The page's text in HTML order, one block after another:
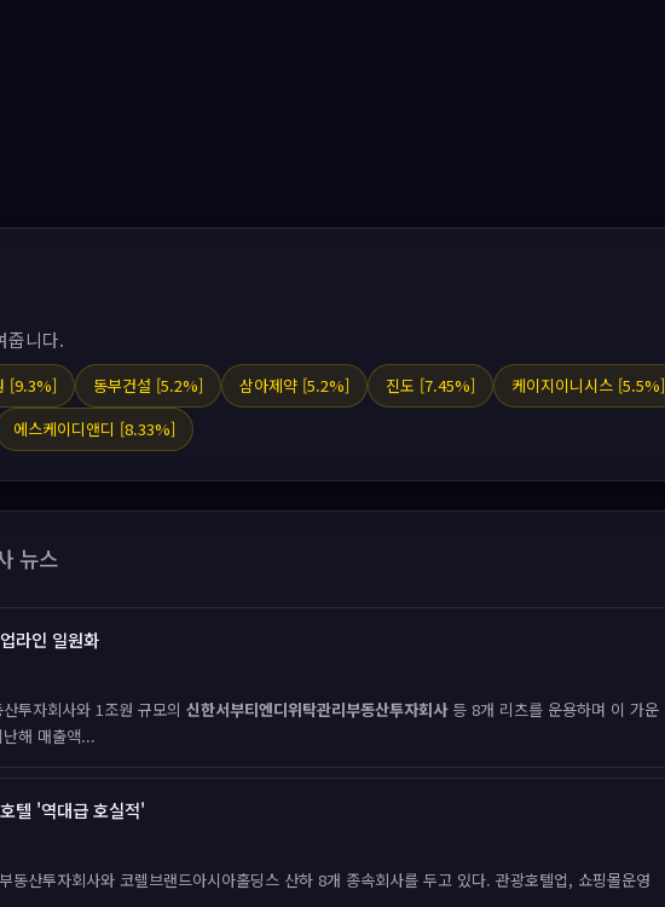
줍니다.
[9.3%] 동부건설 [5.2%] 삼아제약 [5.2%] 진도 [7.45%]
케이지이니시스 [5.5%]
에스케이디앤디 [8.33%]
뉴스
라인 일원화
투자회사와 1조원 규모의 신한서부티엔디위탁관리부동산투자회사등 8개 리츠를 운용하며 이 가운
해 매출액...
텔 '역대급 호실적'
동산투자회사와 코렐브랜드아시아홀딩스 산하 8개 종속회사를 두고 있다. 관광호텔업, 쇼핑몰운영